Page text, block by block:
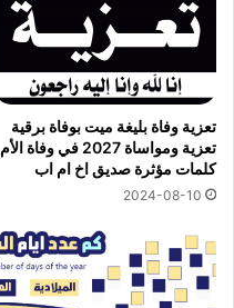
تعزية وفاة بليغة ميت بوفاة برقية
تعزية ومواساة 2027 في وفاة الأم
كلمات مؤثرة صديق اخ ام اب
2024-08-10